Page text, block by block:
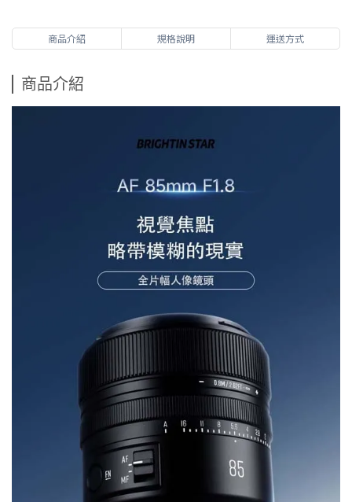
商品介紹 規格說明 運送方式
商品介紹